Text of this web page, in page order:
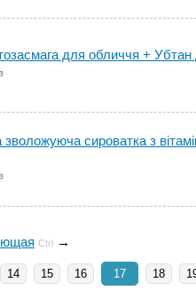
для обличчя +
сироватка з
Ctrl →
14 15 16 17 18